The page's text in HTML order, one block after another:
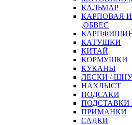
КАЛЬМАР
КАРПОВАЯ
,ОБВЕС
КАТУШКИ
КИТАЙ
КОРМУШКИ
КУКАНЫ
ЛЕСКИ /
НАХЛЫСТ
ПОДСАКИ
ПРИМАНКИ
САДКИ